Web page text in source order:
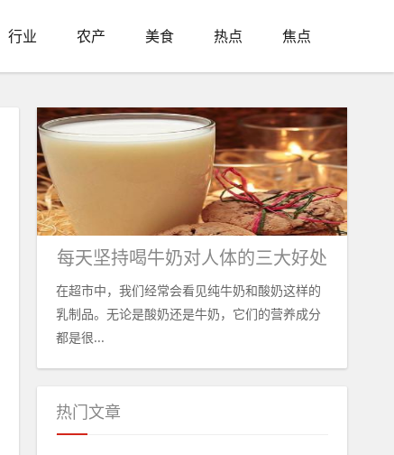
行业 农产
品
美食 热点 焦点
每天坚持喝牛奶对人体的三大好处
在超市中，我们经常会看见纯牛奶和酸奶这样的
乳制品。无论是酸奶还是牛奶，它们的营养成分
都是很...
热门文章